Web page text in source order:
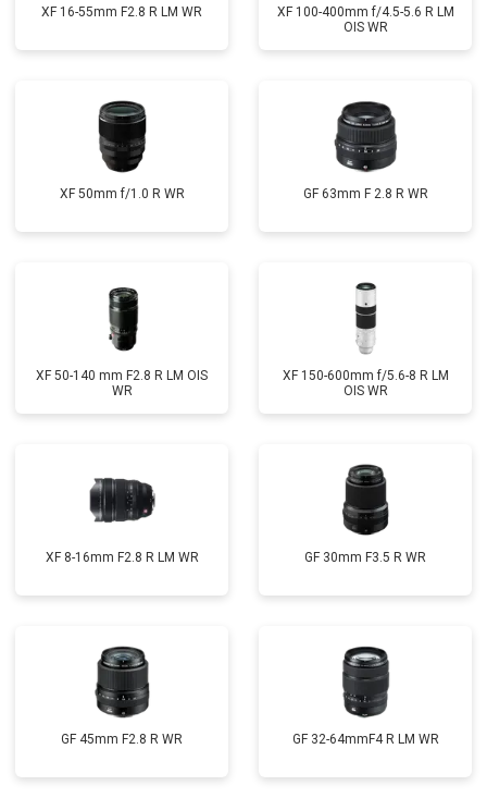
XF 16-55mm F2.8 R LM WR
XF 100-400mm f/4.5-5.6 R LM
OIS WR
XF 50mm f/1.0 R WR GF 63mm F 2.8 R WR
XF 50-140 mm F2.8 R LM OIS
WR
XF 150-600mm f/5.6-8 R LM
OIS WR
XF 8-16mm F2.8 R LM WR GF 30mm F3.5 R WR
GF 45mm F2.8 R WR GF 32-64mmF4 R LM WR